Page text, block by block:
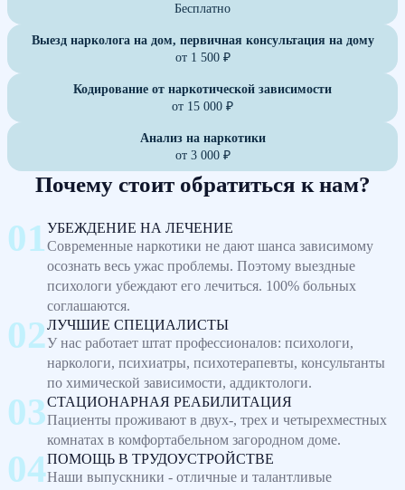
Бесплатно
Выезд нарколога на дом, первичная консультация на дому
от 1 500 ₽
Кодирование от наркотической зависимости
от 15 000 ₽
Анализ на наркотики
от 3 000 ₽
Почему стоит обратиться к нам?
УБЕЖДЕНИЕ НА ЛЕЧЕНИЕ
Современные наркотики не дают шанса зависимому
осознать весь ужас проблемы. Поэтому выездные
психологи убеждают его лечиться. 100% больных
соглашаются.
ЛУЧШИЕ СПЕЦИАЛИСТЫ
У нас работает штат профессионалов: психологи,
наркологи, психиатры, психотерапевты, консультанты
по химической зависимости, аддиктологи.
СТАЦИОНАРНАЯ РЕАБИЛИТАЦИЯ
Пациенты проживают в двух-, трех и четырехместных
комнатах в комфортабельном загородном доме.
ПОМОЩЬ В ТРУДОУСТРОЙСТВЕ
Наши выпускники - отличные и талантливые